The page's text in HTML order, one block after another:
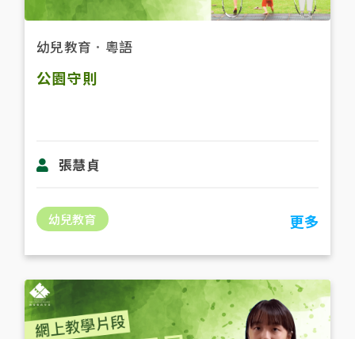
幼兒教育 ． 粵語
公園守則
張慧貞
幼兒教育 更多